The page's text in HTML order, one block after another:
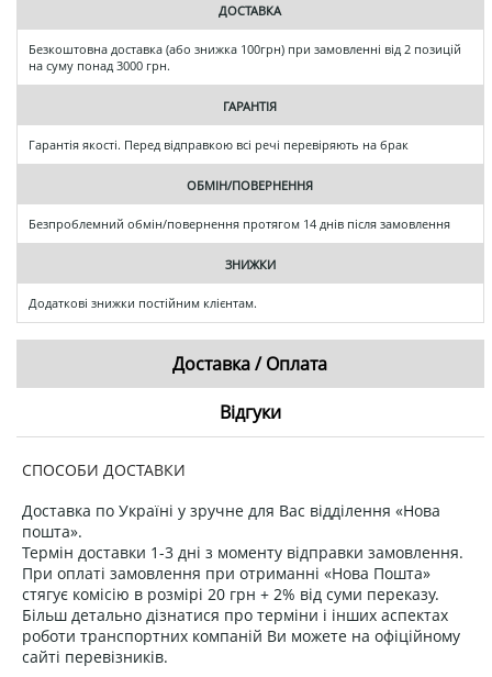
ДОСТАВКА
Безкоштовна доставка (або знижка 100грн) при замовленні від 2 позицій
на суму понад 3000 грн.
ГАРАНТІЯ
Гарантія якості. Перед відправкою всі речі перевіряють на брак
ОБМІН/ПОВЕРНЕННЯ
Безпроблемний обмін/повернення протягом 14 днів після замовлення
ЗНИЖКИ
Додаткові знижки постійним клієнтам.
Доставка / Оплата
Відгуки
СПОСОБИ ДОСТАВКИ
Доставка по Україні у зручне для Вас відділення «Нова
пошта».
Термін доставки 1-3 дні з моменту відправки замовлення.
При оплаті замовлення при отриманні «Нова Пошта»
стягує комісію в розмірі 20 грн + 2% від суми переказу.
Більш детально дізнатися про терміни і інших аспектах
роботи транспортних компаній Ви можете на офіційному
сайті перевізників.